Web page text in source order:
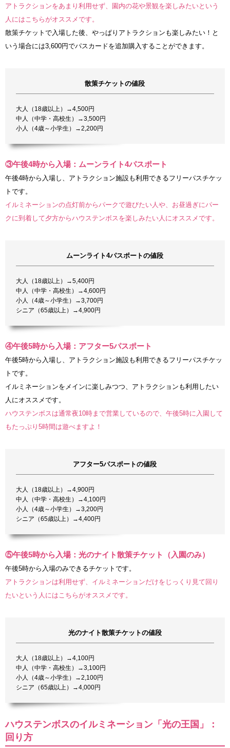
アトラクションをあまり利用せず、園内の花や景観を楽しみたいという
人にはこちらがオススメです。
散策チケットで入場した後、やっぱりアトラクションも楽しみたい！と
いう場合には3,600円でパスカードを追加購入することができます。
散策チケットの値段
大人（18歳以上）→4,500円
中人（中学・高校生）→3,500円
小人（4歳～小学生）→2,200円
③午後4時から入場：ムーンライト4パスポート
午後4時から入場し、アトラクション施設も利用できるフリーパスチケッ
トです。
イルミネーションの点灯前からパークで遊びたい人や、お昼過ぎにパー
クに到着して夕方からハウステンボスを楽しみたい人にオススメです。
ムーンライト4パスポートの値段
大人（18歳以上）→5,400円
中人（中学・高校生）→4,600円
小人（4歳～小学生）→3,700円
シニア（65歳以上）→4,900円
④午後5時から入場：アフター5パスポート
午後5時から入場し、アトラクション施設も利用できるフリーパスチケッ
トです。
イルミネーションをメインに楽しみつつ、アトラクションも利用したい
人にオススメです。
ハウステンボスは通常夜10時まで営業しているので、午後5時に入園して
もたっぷり5時間は遊べますよ！
アフター5パスポートの値段
大人（18歳以上）→4,900円
中人（中学・高校生）→4,100円
小人（4歳～小学生）→3,200円
シニア（65歳以上）→4,400円
⑤午後5時から入場：光のナイト散策チケット（入園のみ）
午後5時から入場のみできるチケットです。
アトラクションは利用せず、イルミネーションだけをじっくり見て回り
たいという人にはこちらがオススメです。
光のナイト散策チケットの値段
大人（18歳以上）→4,100円
中人（中学・高校生）→3,100円
小人（4歳～小学生）→2,100円
シニア（65歳以上）→4,000円
ハウステンボスのイルミネーション「光の王国」：
回り方